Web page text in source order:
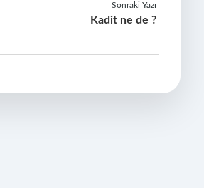
Sonraki Yazı
Kadit ne de ?